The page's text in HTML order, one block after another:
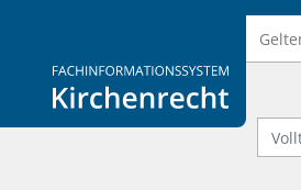
Logo Fachinformationssystem